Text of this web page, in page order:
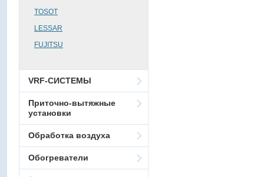
TOSOT
LESSAR
FUJITSU
VRF-СИСТЕМЫ
Приточно-вытяжные
установки
Обработка воздуха
Обогреватели